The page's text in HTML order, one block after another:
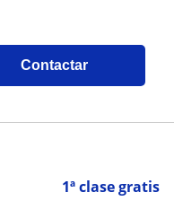
Contactar
1ª clase gratis